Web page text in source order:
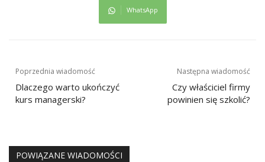
WhatsApp
Nawigacja
wpisu
Poprzednia wiadomość
Dlaczego warto ukończyć
kurs managerski?
Następna wiadomość
Czy właściciel firmy
powinien się szkolić?
POWIĄZANE WIADOMOŚCI